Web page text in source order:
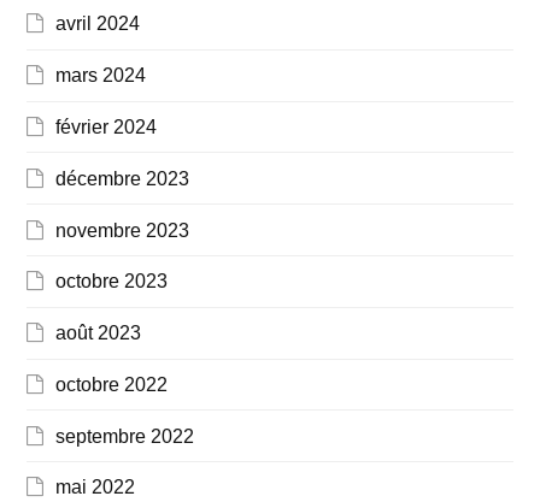
avril 2024
mars 2024
février 2024
décembre 2023
novembre 2023
octobre 2023
août 2023
octobre 2022
septembre 2022
mai 2022